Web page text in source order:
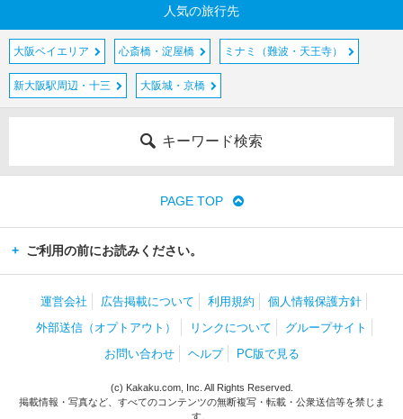
人気の旅行先
大阪ベイエリア 心斎橋・淀屋橋 ミナミ（難波・天王寺）
新大阪駅周辺・十三 大阪城・京橋
キーワード検索
PAGE TOP
ご利用の前にお読みください。
運営会社 広告掲載について 利用規約
個人情報保護方針
外部送信（オプトアウト）
リンクについて
グループサイト
お問い合わせ
ヘルプ PC版で見る
(c) Kakaku.com, Inc. All Rights Reserved.
掲載情報・写真など、すべてのコンテンツの無断複写・転載・公衆送信等を禁じま
す。